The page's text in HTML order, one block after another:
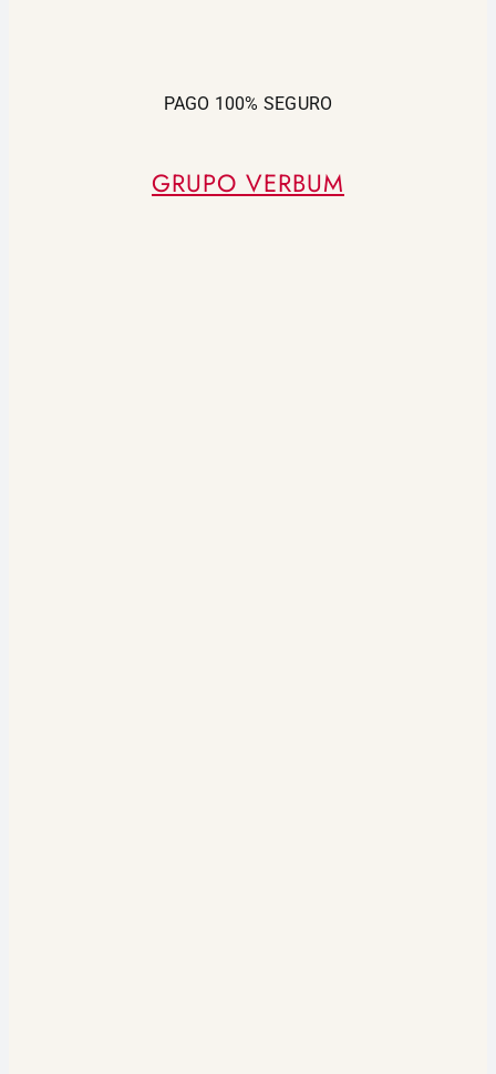
PAGO 100% SEGURO
GRUPO VERBUM